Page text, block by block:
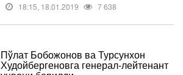
18:15, 18.01.2019 7 638
Пўлат Бобожонов ва Турсунхон
Худойбергеновга генерал-лейтенант